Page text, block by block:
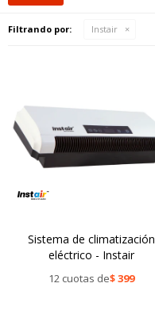
Filtrando por: Instair
Sistema de climatización
eléctrico - Instair
12 cuotas de$399